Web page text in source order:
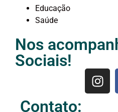
Educação
Saúde
Nos
Sociais!
Contato: